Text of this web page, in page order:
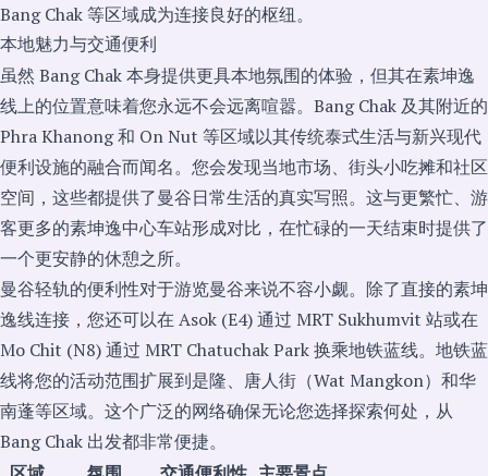
Bang Chak 等区域成为连接良好的枢纽。
本地魅力与交通便利
虽然 Bang Chak 本身提供更具本地氛围的体验，但其在素坤逸
线上的位置意味着您永远不会远离喧嚣。Bang Chak 及其附近的
Phra Khanong 和 On Nut 等区域以其传统泰式生活与新兴现代
便利设施的融合而闻名。您会发现当地市场、街头小吃摊和社区
空间，这些都提供了曼谷日常生活的真实写照。这与更繁忙、游
客更多的素坤逸中心车站形成对比，在忙碌的一天结束时提供了
一个更安静的休憩之所。
曼谷轻轨的便利性对于游览曼谷来说不容小觑。除了直接的素坤
逸线连接，您还可以在 Asok (E4) 通过 MRT Sukhumvit 站或在
Mo Chit (N8) 通过 MRT Chatuchak Park 换乘地铁蓝线。地铁蓝
线将您的活动范围扩展到是隆、唐人街（Wat Mangkon）和华
南蓬等区域。这个广泛的网络确保无论您选择探索何处，从
Bang Chak 出发都非常便捷。